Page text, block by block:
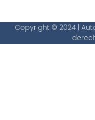
Copyright © 2024 |